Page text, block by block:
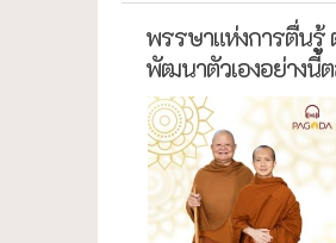
พรรษาแห่งการตื่นรู้
พัฒนาตัวเองอย่างนี้